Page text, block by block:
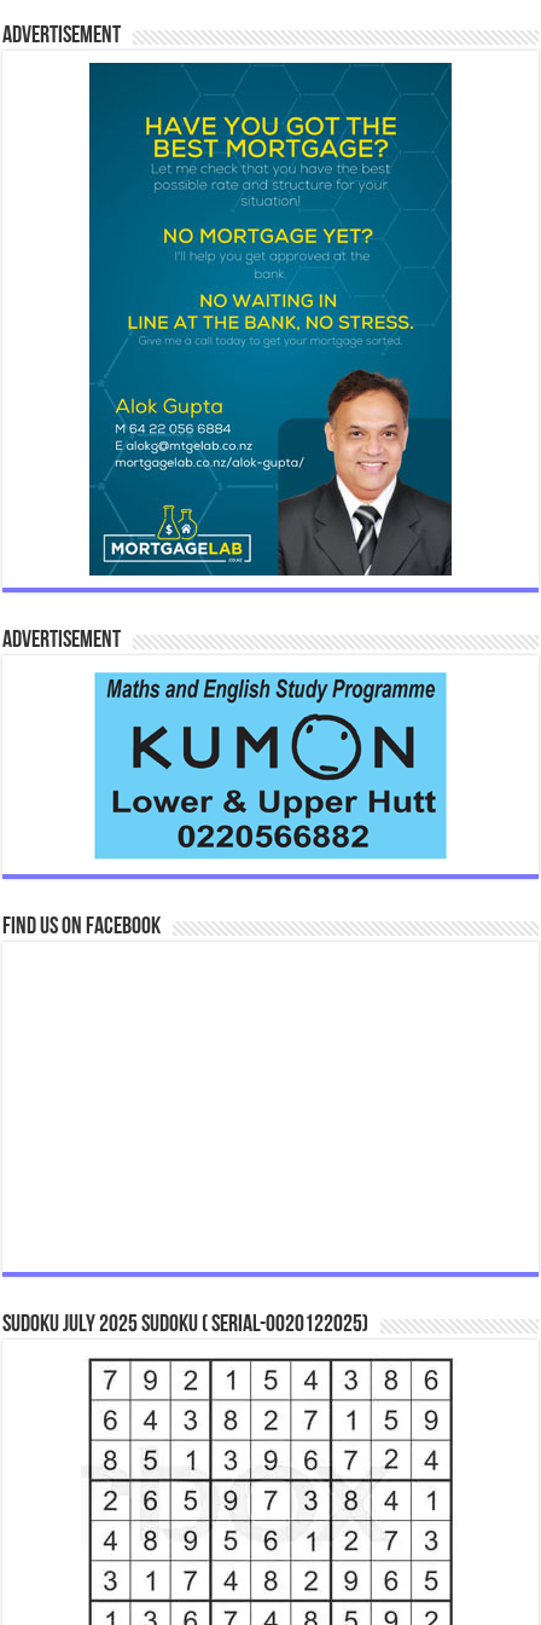
Advertisement
Advertisement
Find us on Facebook
Sudoku July 2025 Sudoku ( Serial-0020122025)